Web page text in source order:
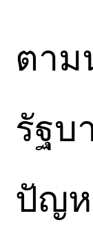
ตาม
รัฐบ
ปัญห